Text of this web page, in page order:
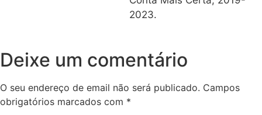
2023.
Deixe um comentário
O seu endereço de email não será publicado. Campos
obrigatórios marcados com *